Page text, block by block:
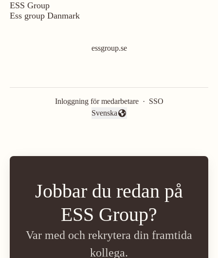
ESS Group
Ess group Danmark
essgroup.se
Inloggning för medarbetare · SSO
Byt språk
Svenska
Jobbar du redan på
ESS Group?
Var med och rekrytera din framtida
kollega.